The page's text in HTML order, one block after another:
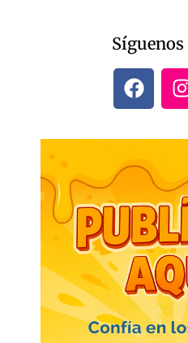
Síguenos